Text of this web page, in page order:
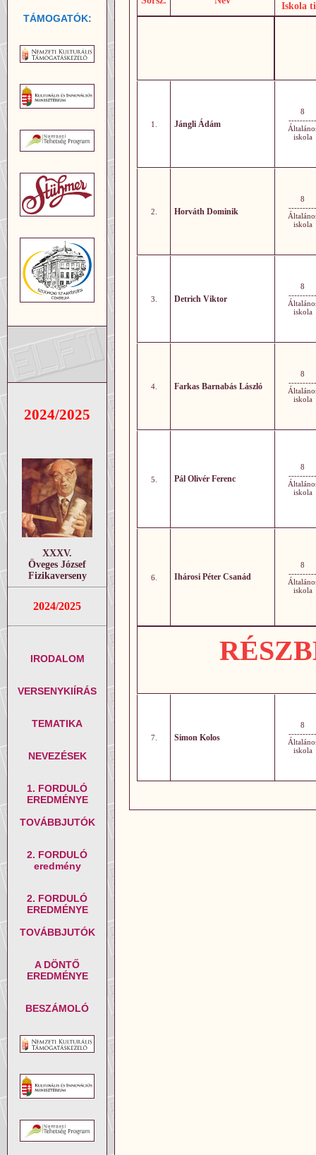
TÁMOGATÓK:
2024/2025
XXXV.
Öveges József
Fizikaverseny
2024/2025
IRODALOM
VERSENYKIÍRÁS
TEMATIKA
NEVEZÉSEK
1. FORDULÓ
EREDMÉNYE
TOVÁBBJUTÓK
2. FORDULÓ
eredmény
2. FORDULÓ
EREDMÉNYE
TOVÁBBJUTÓK
A DÖNTŐ
EREDMÉNYE
BESZÁMOLÓ
Iskola
1. Jángli Ádám
8
----------
iskola
2. Horváth Dominik
8
----------
iskola
3. Detrich Viktor
8
----------
iskola
4. Farkas Barnabás László
8
----------
iskola
5. Pál Olivér Ferenc
8
----------
iskola
6. Ihárosi Péter Csanád
8
----------
iskola
7. Simon Kolos
8
----------
iskola